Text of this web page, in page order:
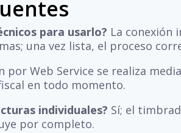
para usarlo? La conexión
una vez lista, el proceso
por Web Service se realiza
en todo momento.
individuales? Sí; el
por completo.